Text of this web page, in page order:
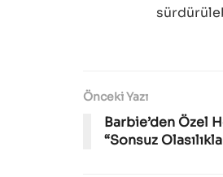
Önceki Yazı
Barbie’den Özel
“Sonsuz